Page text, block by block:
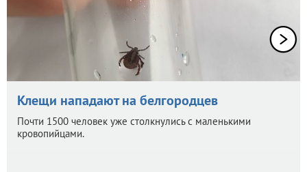
Клещи нападают на белгородцев
Почти 1500 человек уже столкнулись с маленькими
кровопийцами.